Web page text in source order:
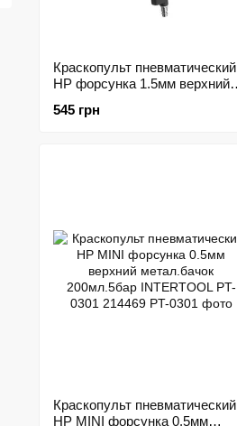
Краскопульт пневматический
HP форсунка 1.5мм верхний
3регул.INTERTOOL PT-0210
545 грн
Краскопульт пневматический
HP MINI форсунка 0.5мм